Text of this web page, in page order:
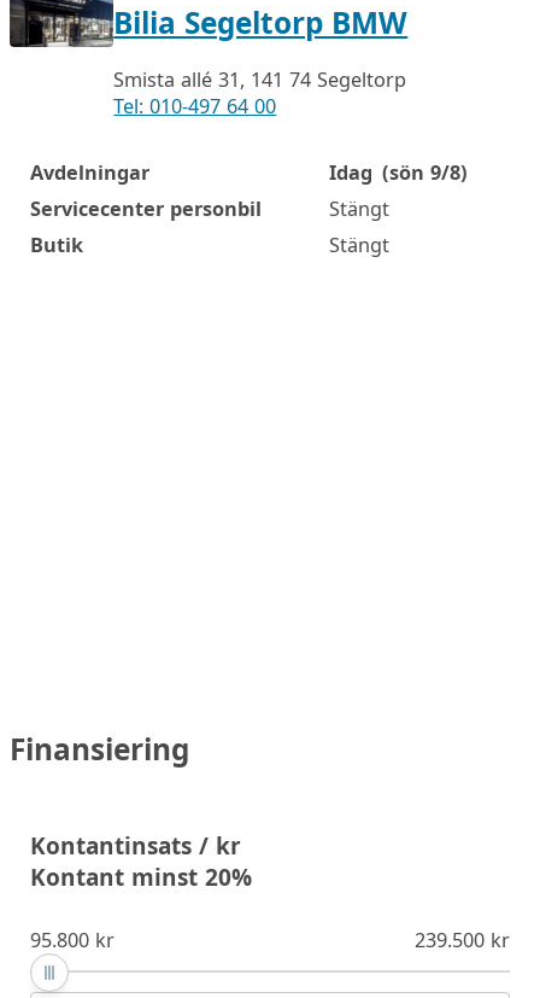
Bilia Segeltorp BMW
Smista allé 31, 141 74 Segeltorp
Tel: 010-497 64 00
Öppettider
Avdelningar Idag (sön 9/8)
Servicecenter personbil
Stängt
Butik
Stängt
Finansiering
Kontantinsats / kr
Kontant minst 20%
95.800 kr 239.500 kr